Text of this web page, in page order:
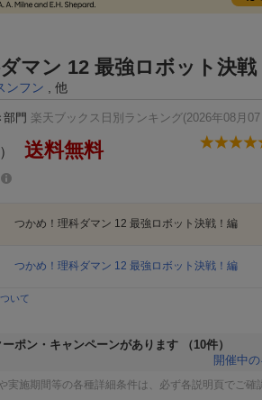
マン 12 最強ロボット決戦
ンフン , 他
部門 楽天ブックス日別ランキング(2026年08月
送料無料
つかめ！理科ダマン 12 最強ロボット決戦！編
つかめ！理科ダマン 12 最強ロボット決戦！編
いて
ポン・キャンペーンがあります
（10件）
開催中
施期間等の各種詳細条件は、必ず各説明頁でご確